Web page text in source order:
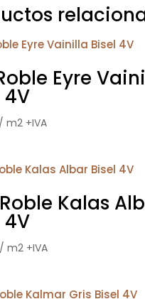
Eyre
4V
/ m2 +IVA
Kalas
4V
/ m2 +IVA